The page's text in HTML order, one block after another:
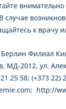
к врачу
Филиал
МД-2012, ул.
25 58; (+373 22)
; http://